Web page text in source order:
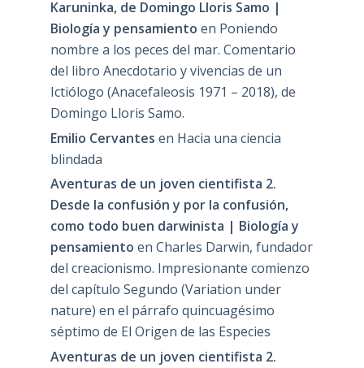
Karuninka, de Domingo Lloris Samo |
Biología y pensamiento en Poniendo
nombre a los peces del mar. Comentario
del libro Anecdotario y vivencias de un
Ictiólogo (Anacefaleosis 1971 – 2018), de
Domingo Lloris Samo.
Emilio Cervantes en Hacia una ciencia
blindada
Aventuras de un joven cientifista 2.
Desde la confusión y por la confusión,
como todo buen darwinista | Biología y
pensamiento en Charles Darwin, fundador
del creacionismo. Impresionante comienzo
del capítulo Segundo (Variation under
nature) en el párrafo quincuagésimo
séptimo de El Origen de las Especies
Aventuras de un joven cientifista 2.